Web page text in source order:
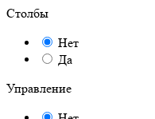
Столбы
Нет
Да
Управление